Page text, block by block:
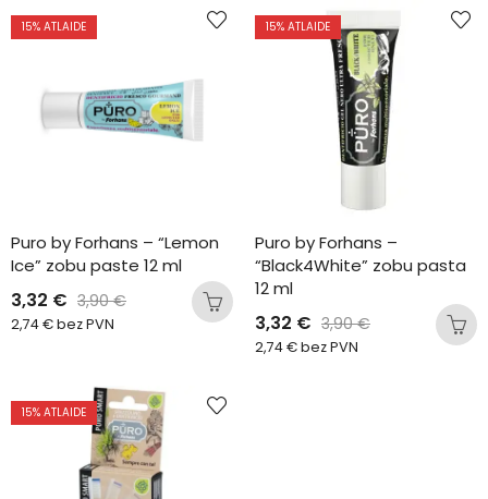
15% ATLAIDE
Puro by Forhans – “Lemon
Ice” zobu paste 12 ml
3,32 € 3,90€
2,74€bez PVN
15% ATLAIDE
Puro by Forhans –
“Black4White” zobu pasta
12 ml
3,32 € 3,90€
2,74€bez PVN
15% ATLAIDE